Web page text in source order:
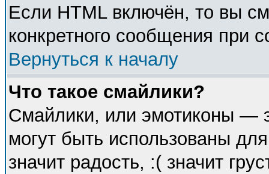
Если HTML включён, то вы
конкретного сообщения при
Вернуться к началу
Что такое смайлики?
Смайлики, или эмотиконы —
могут быть использованы
значит радость, :( значит